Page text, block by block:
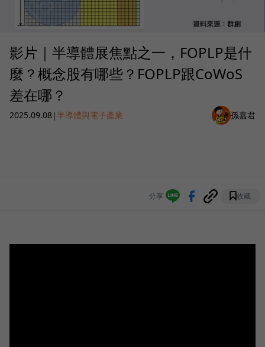
影片｜半導體展焦點之一，FOPLP是什
麼？概念股有哪些？FOPLP跟CoWoS
差在哪？
2025.09.08|半導體與電子產業 孫嘉君
分享 收藏